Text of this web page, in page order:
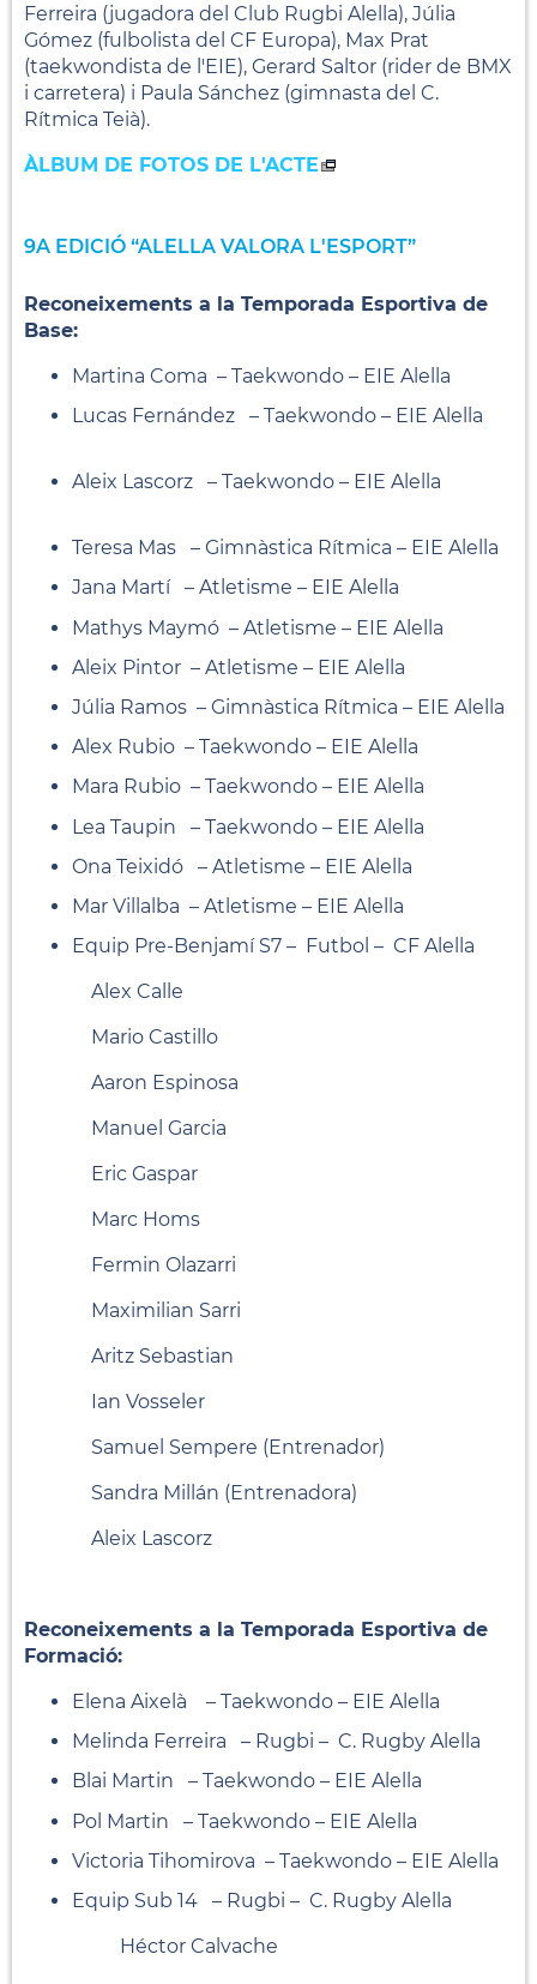
Ferreira (jugadora del Club Rugbi Alella), Júlia
Gómez (fulbolista del CF Europa), Max Prat
(taekwondista de l'EIE), Gerard Saltor (rider de BMX
i carretera) i Paula Sánchez (gimnasta del C.
Rítmica Teià).
ÀLBUM DE FOTOS DE L'ACTE
9A EDICIÓ “ALELLA VALORA L'ESPORT”
Reconeixements a la Temporada Esportiva de
Base:
Martina Coma – Taekwondo – EIE Alella
Lucas Fernández – Taekwondo – EIE Alella
Aleix Lascorz – Taekwondo – EIE Alella
Teresa Mas – Gimnàstica Rítmica – EIE Alella
Jana Martí – Atletisme – EIE Alella
Mathys Maymó – Atletisme – EIE Alella
Aleix Pintor – Atletisme – EIE Alella
Júlia Ramos – Gimnàstica Rítmica – EIE Alella
Alex Rubio – Taekwondo – EIE Alella
Mara Rubio – Taekwondo – EIE Alella
Lea Taupin – Taekwondo – EIE Alella
Ona Teixidó – Atletisme – EIE Alella
Mar Villalba – Atletisme – EIE Alella
Equip Pre-Benjamí S7 – Futbol – CF Alella
Alex Calle
Mario Castillo
Aaron Espinosa
Manuel Garcia
Eric Gaspar
Marc Homs
Fermin Olazarri
Maximilian Sarri
Aritz Sebastian
Ian Vosseler
Samuel Sempere (Entrenador)
Sandra Millán (Entrenadora)
Aleix Lascorz
Reconeixements a la Temporada Esportiva de
Formació:
Elena Aixelà – Taekwondo – EIE Alella
Melinda Ferreira – Rugbi – C. Rugby Alella
Blai Martin – Taekwondo – EIE Alella
Pol Martin – Taekwondo – EIE Alella
Victoria Tihomirova – Taekwondo – EIE Alella
Equip Sub 14 – Rugbi – C. Rugby Alella
Héctor Calvache